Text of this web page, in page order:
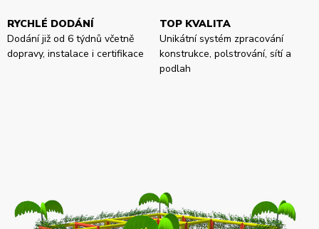
RYCHLÉ DODÁNÍ
Dodání již od 6 týdnů včetně
dopravy, instalace i certifikace
TOP KVALITA
Unikátní systém zpracování
konstrukce, polstrování, sítí a
podlah